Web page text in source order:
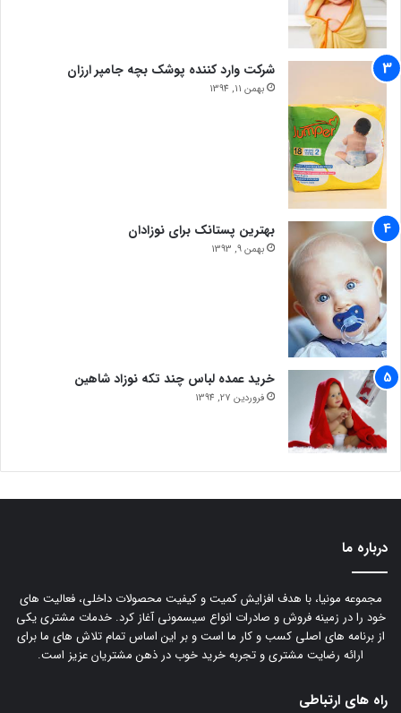
شرکت وارد کننده پوشک بچه جامپر ارزان
بهمن 11, 1394
بهترین پستانک برای نوزادان
بهمن 9, 1393
خرید عمده لباس چند تکه نوزاد شاهین
فروردین 27, 1394
درباره ما
مجموعه مونیا، با هدف افزایش کمیت و کیفیت محصولات داخلی، فعالیت های
خود را در زمینه فروش و صادرات انواع سیسمونی آغاز کرد. خدمات مشتری یکی
از برنامه های اصلی کسب و کار ما است و بر این اساس تمام تلاش های ما برای
ارائه رضایت مشتری و تجربه خرید خوب در ذهن مشتریان عزیز است.
راه های ارتباطی